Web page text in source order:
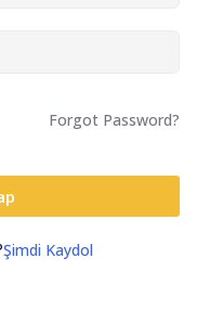
Forgot Password?
Şimdi Kaydol